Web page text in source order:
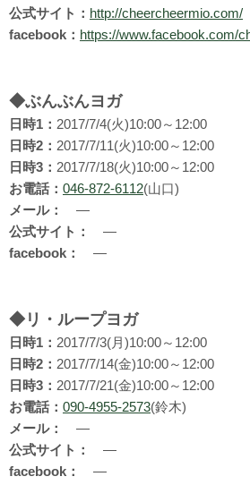
公式サイト： http://cheercheermio.com/
facebook： https://www.facebook.com/
◆ぶんぶんヨガ
日時1： 2017/7/4(火)10:00～12:00
日時2： 2017/7/11(火)10:00～12:00
日時3： 2017/7/18(火)10:00～12:00
お電話： 046-872-6112(山口)
メール：
―
公式サイト：
―
facebook：
―
◆リ・ループヨガ
日時1： 2017/7/3(月)10:00～12:00
日時2： 2017/7/14(金)10:00～12:00
日時3： 2017/7/21(金)10:00～12:00
お電話： 090-4955-2573(鈴木)
メール：
―
公式サイト：
―
facebook：
―